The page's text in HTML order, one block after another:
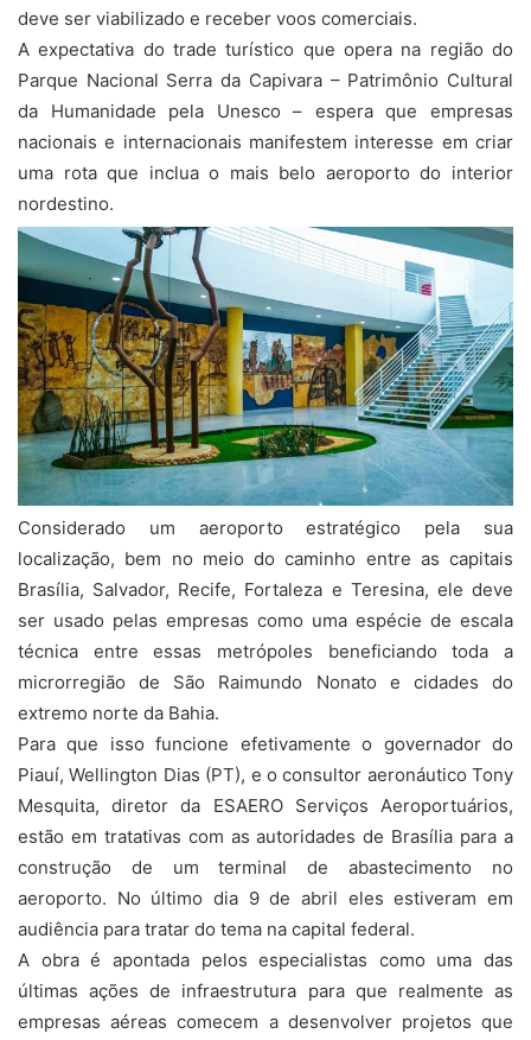
deve ser viabilizado e receber voos comerciais.
A expectativa do trade turístico que opera na região do
Parque Nacional Serra da Capivara – Patrimônio Cultural
da Humanidade pela Unesco – espera que empresas
nacionais e internacionais manifestem interesse em criar
uma rota que inclua o mais belo aeroporto do interior
nordestino.
Considerado um aeroporto estratégico pela sua
localização, bem no meio do caminho entre as capitais
Brasília, Salvador, Recife, Fortaleza e Teresina, ele deve
ser usado pelas empresas como uma espécie de escala
técnica entre essas metrópoles beneficiando toda a
microrregião de São Raimundo Nonato e cidades do
extremo norte da Bahia.
Para que isso funcione efetivamente o governador do
Piauí, Wellington Dias (PT), e o consultor aeronáutico Tony
Mesquita, diretor da ESAERO Serviços Aeroportuários,
estão em tratativas com as autoridades de Brasília para a
construção de um terminal de abastecimento no
aeroporto. No último dia 9 de abril eles estiveram em
audiência para tratar do tema na capital federal.
A obra é apontada pelos especialistas como uma das
últimas ações de infraestrutura para que realmente as
empresas aéreas comecem a desenvolver projetos que